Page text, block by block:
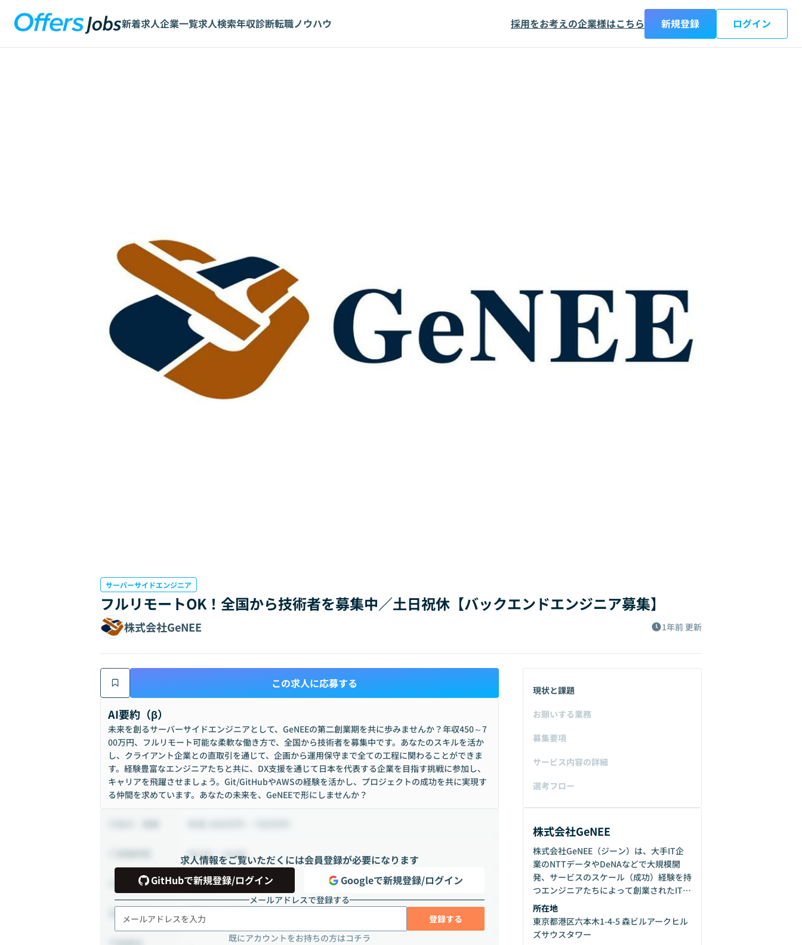
新着求人企業一覧求人検索年収診断転職ノウハウ 採用をお考えの企業様はこちら 新規登録 ログイン
サーバーサイドエンジニア
フルリモートOK！全国から技術者を募集中／土日祝休【バックエンドエンジニア募集】
株式会社GeNEE 1年前 更新
この求人に応募する
AI要約（β）
未来を創るサーバーサイドエンジニアとして、GeNEEの第二創業期を共に歩みませんか？年収450～7
00万円、フルリモート可能な柔軟な働き方で、全国から技術者を募集中です。あなたのスキルを活か
し、クライアント企業との直取引を通じて、企画から運用保守まで全ての工程に関わることができま
す。経験豊富なエンジニアたちと共に、DX支援を通じて日本を代表する企業を目指す挑戦に参加し、
キャリアを飛躍させましょう。Git/GitHubやAWSの経験を活かし、プロジェクトの成功を共に実現す
る仲間を求めています。あなたの未来を、GeNEEで形にしませんか？
求人情報をご覧いただくには会員登録が必要になります
GitHubで新規登録/ログイン
Googleで新規登録/ログイン
メールアドレスで登録する
登録する
既にアカウントをお持ちの方はコチラ
09:00 ~ 18:00
雇用形態 正社員
出社頻度 相談の上決定する
現状と課題
お願いする業務
募集要項
サービス内容の詳細
選考フロー
株式会社GeNEE
株式会社GeNEE（ジーン）は、大手IT企
業のNTTデータやDeNAなどで大規模開
発、サービスのスケール（成功）経験を持
つエンジニアたちによって創業されたIT企
業です。 ２０２２年時点、東証一部上場
企業のお客様を中心として、学校法人（国
立大学法人東京大学や慶應義塾大学な
所在地
東京都港区六本木1-4-5 森ビルアークヒル
ズサウスタワー